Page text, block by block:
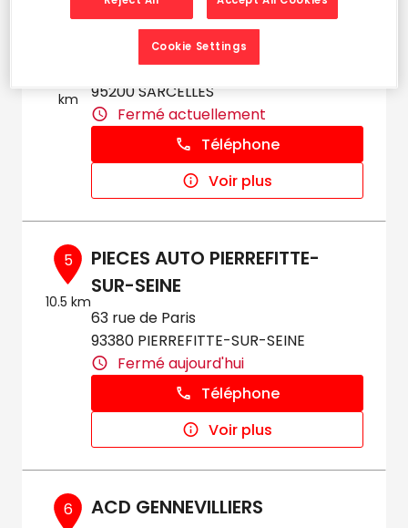
km
UNION AUTO SERVICES
3 Boulevard Albert Camus
95200 SARCELLES
Fermé actuellement
Téléphone
Voir plus
5
10.5 km
PIECES AUTO PIERREFITTE-
SUR-SEINE
63 rue de Paris
93380 PIERREFITTE-SUR-SEINE
Fermé aujourd'hui
Téléphone
Voir plus
6 ACD GENNEVILLIERS
Cookie Settings